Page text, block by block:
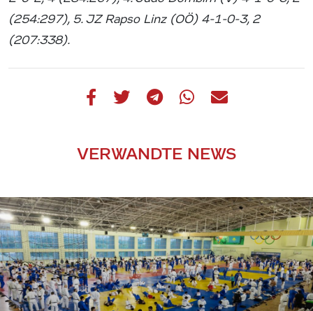
(254:297), 5. JZ Rapso Linz (OÖ) 4-1-0-3, 2
(207:338).
VERWANDTE NEWS